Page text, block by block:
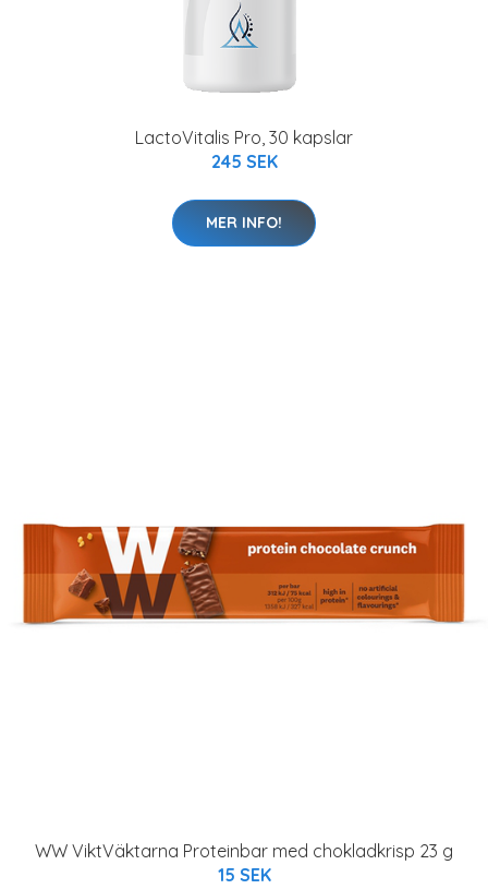
LactoVitalis Pro, 30 kapslar
245 SEK
MER INFO!
WW ViktVäktarna Proteinbar med chokladkrisp 23 g
15 SEK